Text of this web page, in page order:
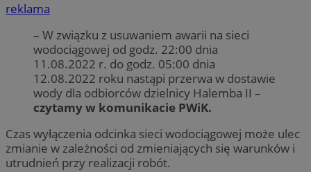
reklama
– W związku z usuwaniem awarii na sieci
wodociągowej od godz. 22:00 dnia
11.08.2022 r. do godz. 05:00 dnia
12.08.2022 roku nastąpi przerwa w dostawie
wody dla odbiorców dzielnicy Halemba II –
czytamy w komunikacie PWiK.
Czas wyłączenia odcinka sieci wodociągowej może ulec
zmianie w zależności od zmieniających się warunków i
utrudnień przy realizacji robót.